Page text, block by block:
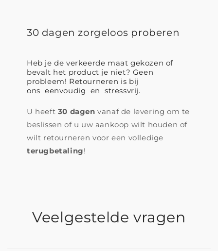
30 dagen zorgeloos proberen
Heb je de verkeerde maat gekozen of
bevalt het product je niet? Geen
probleem! Retourneren is bij
ons eenvoudig en stressvrij.
U heeft 30 dagen vanaf de levering om te
beslissen of u uw aankoop wilt houden of
wilt retourneren voor een volledige
terugbetaling!
Veelgestelde vragen